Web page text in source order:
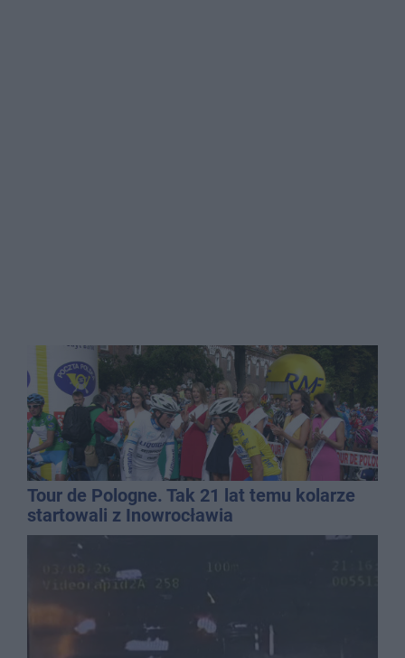
Tour de Pologne. Tak 21 lat temu kolarze
startowali z Inowrocławia